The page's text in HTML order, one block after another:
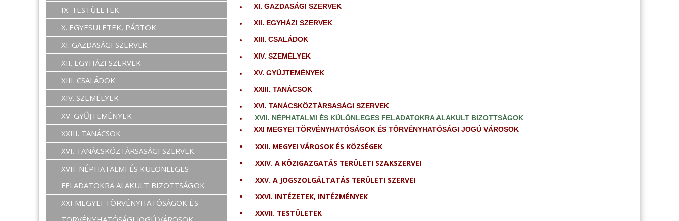
XI. GAZDASÁGI SZERVEK
XII. EGYHÁZI SZERVEK
XIII. CSALÁDOK
XIV. SZEMÉLYEK
XV. GYŰJTEMÉNYEK
XXIII. TANÁCSOK
XVI. TANÁCSKÖZTÁRSASÁGI SZERVEK
XVII. NÉPHATALMI ÉS KÜLÖNLEGES FELADATOKRA ALAKULT BIZOTTSÁGOK
XXI MEGYEI TÖRVÉNYHATÓSÁGOK ÉS TÖRVÉNYHATÓSÁGI JOGÚ VÁROSOK
XXII. MEGYEI VÁROSOK ÉS KÖZSÉGEK
XXIV. A KÖZIGAZGATÁS TERÜLETI SZAKSZERVEI
XXV. A JOGSZOLGÁLTATÁS TERÜLETI SZERVEI
XXVI. INTÉZETEK, INTÉZMÉNYEK
XXVII. TESTÜLETEK
IX. TESTÜLETEK
X. EGYESÜLETEK, PÁRTOK
XI. GAZDASÁGI SZERVEK
XII. EGYHÁZI SZERVEK
XIII. CSALÁDOK
XIV. SZEMÉLYEK
XV. GYŰJTEMÉNYEK
XXIII. TANÁCSOK
XVI. TANÁCSKÖZTÁRSASÁGI SZERVEK
XVII. NÉPHATALMI ÉS KÜLÖNLEGES
FELADATOKRA ALAKULT BIZOTTSÁGOK
XXI MEGYEI TÖRVÉNYHATÓSÁGOK ÉS